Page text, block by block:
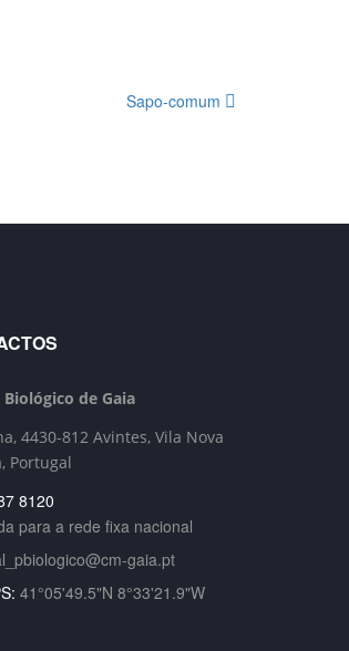
Sapo-comum
Biológico de Gaia
4430-812 Avintes, Vila Nova
Portugal
8120
para a rede fixa nacional
gaia.pt
41°05'49.5"N 8°33'21.9"W